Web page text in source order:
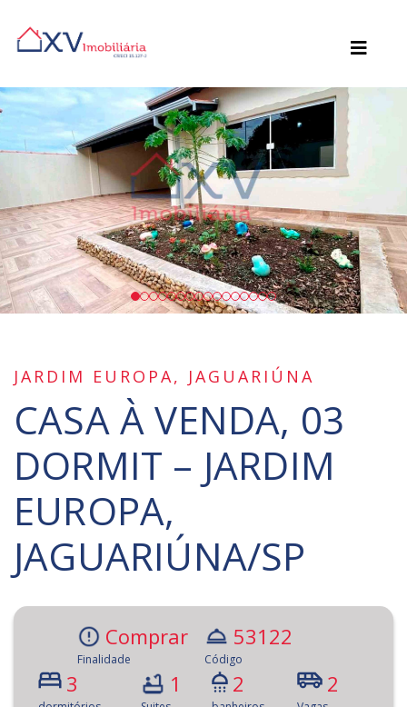
JARDIM EUROPA, JAGUARIÚNA
CASA À VENDA, 03
DORMIT – JARDIM
EUROPA,
JAGUARIÚNA/SP
Comprar
Finalidade
53122
Código
3 1 2 2